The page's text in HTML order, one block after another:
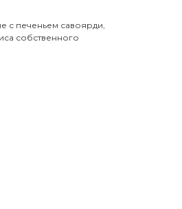
с печеньем савоярди,
собственного